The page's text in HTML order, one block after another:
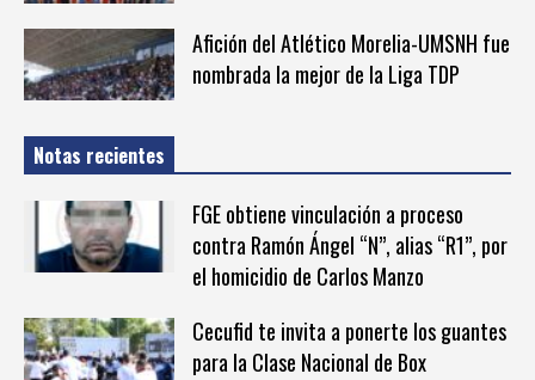
Afición del Atlético Morelia-UMSNH fue
nombrada la mejor de la Liga TDP
Notas recientes
FGE obtiene vinculación a proceso
contra Ramón Ángel “N”, alias “R1”, por
el homicidio de Carlos Manzo
Cecufid te invita a ponerte los guantes
para la Clase Nacional de Box